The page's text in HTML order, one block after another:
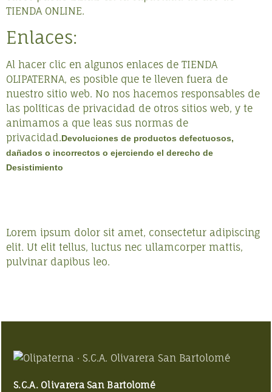
TIENDA ONLINE.
Enlaces:
Al hacer clic en algunos enlaces de TIENDA
OLIPATERNA, es posible que te lleven fuera de
nuestro sitio web. No nos hacemos responsables de
las políticas de privacidad de otros sitios web, y te
animamos a que leas sus normas de
privacidad.Devoluciones de productos defectuosos,
dañados o incorrectos o ejerciendo el derecho de
Desistimiento
Lorem ipsum dolor sit amet, consectetur adipiscing
elit. Ut elit tellus, luctus nec ullamcorper mattis,
pulvinar dapibus leo.
S.C.A. Olivarera San Bartolomé